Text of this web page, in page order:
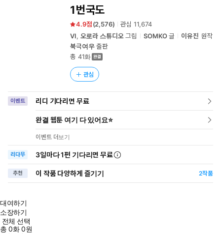
1번국도
4.9 (2,576) 관심11,674
VI, 오로라 스튜디오그림 SOMKO글 이유진 원작
북극여우출판
총 41화
관심
이벤트 리디 기다리면 무료
완결 웹툰 여기 다 있어요⭐
이벤트 더보기
리다무 3일마다1편 기다리면 무료
추천 이 작품 다양하게 즐기기 2작품
대여하기
소장하기
전체 선택
총0화0원